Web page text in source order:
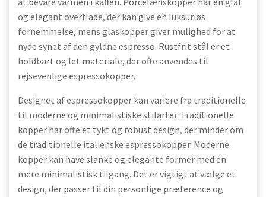
og elegant overflade, der kan give en luksuriøs
fornemmelse, mens glaskopper giver mulighed for at
nyde synet af den gyldne espresso. Rustfrit stål er et
holdbart og let materiale, der ofte anvendes til
rejsevenlige espressokopper.
Designet af espressokopper kan variere fra traditionelle
til moderne og minimalistiske stilarter. Traditionelle
kopper har ofte et tykt og robust design, der minder om
de traditionelle italienske espressokopper. Moderne
kopper kan have slanke og elegante former med en
mere minimalistisk tilgang. Det er vigtigt at vælge et
design, der passer til din personlige præference og